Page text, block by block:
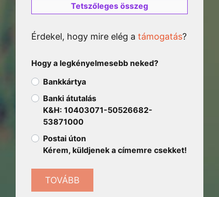
Tetszőleges összeg
Érdekel, hogy mire elég a támogatás?
Hogy a legkényelmesebb neked?
Bankkártya
Banki átutalás
K&H: 10403071-50526682-
53871000
Postai úton
Kérem, küldjenek a címemre csekket!
TOVÁBB